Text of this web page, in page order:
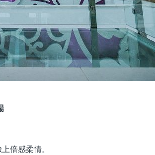
倍感柔情。